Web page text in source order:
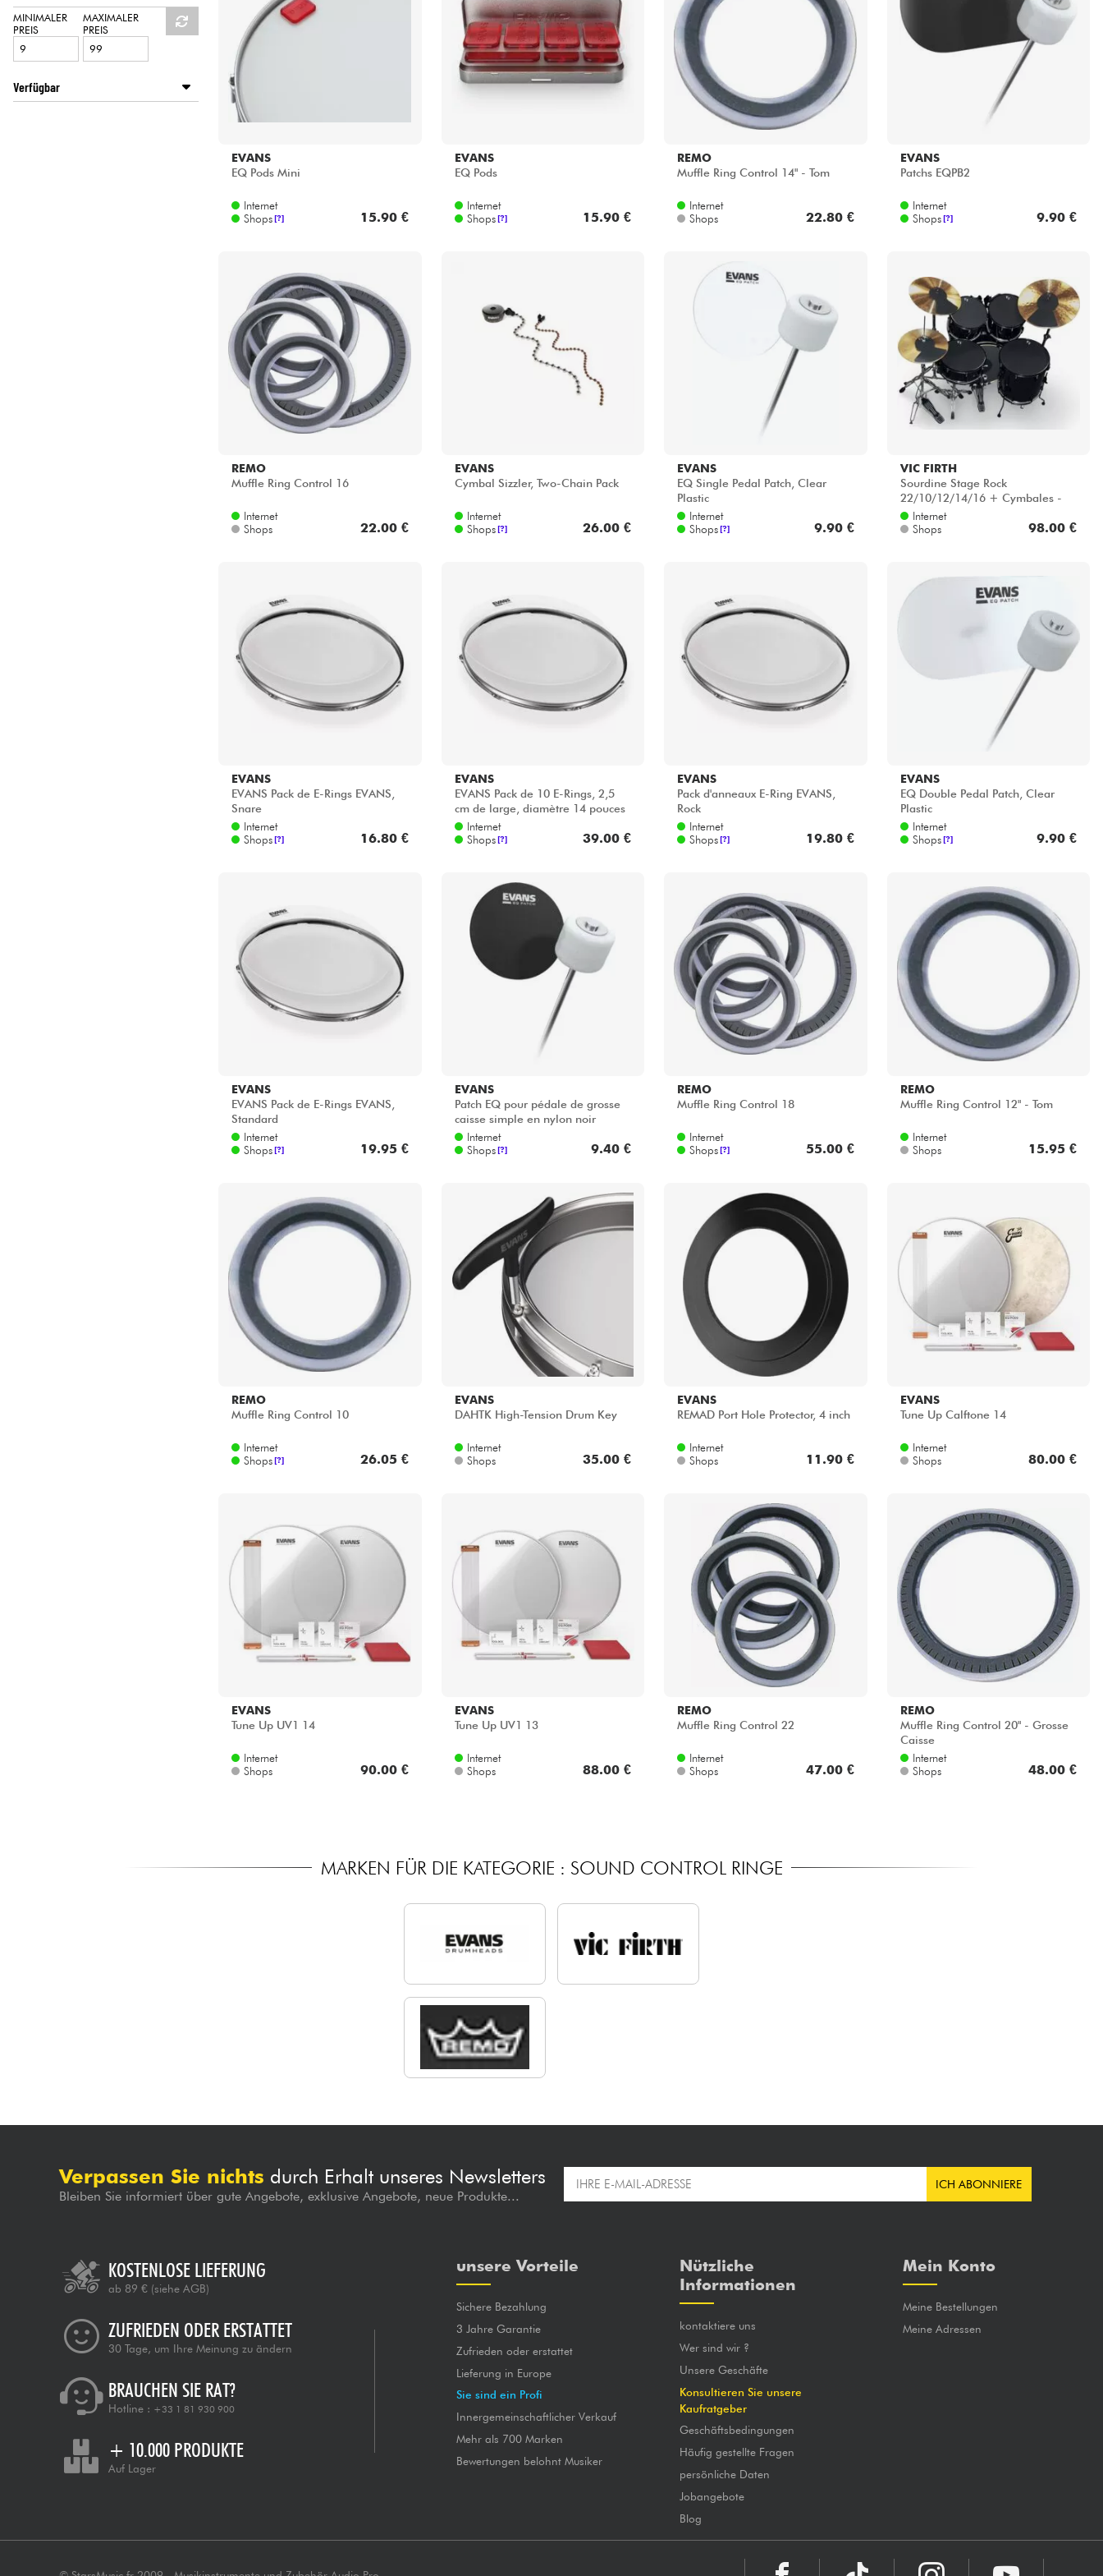
Sehen Sie sich unsere Marken an
VIC FIRTH
MINIMALER
PREIS
MAXIMALER
PREIS
Verfügbar
EVANS
EQ Pods Mini
Internet
Shops [?] 15.90 €
EVANS
EQ Pods
Internet
Shops [?] 15.90 €
REMO
Muffle Ring Control 14" - Tom
Internet
Shops
22.80 €
EVANS
Patchs EQPB2
Internet
Shops [?] 9.90 €
REMO
Muffle Ring Control 16
Internet
Shops
22.00 €
EVANS
Cymbal Sizzler, Two-Chain Pack
Internet
Shops [?] 26.00 €
EVANS
EQ Single Pedal Patch, Clear
Plastic
Internet
Shops [?] 9.90 €
VIC FIRTH
Sourdine Stage Rock
22/10/12/14/16 + Cymbales -
Fellenset
Internet
Shops
98.00 €
EVANS
EVANS Pack de E-Rings EVANS,
Snare
Internet
Shops [?] 16.80 €
EVANS
EVANS Pack de 10 E-Rings, 2,5
cm de large, diamètre 14 pouces
Internet
Shops [?] 39.00 €
EVANS
Pack d'anneaux E-Ring EVANS,
Rock
Internet
Shops [?] 19.80 €
EVANS
EQ Double Pedal Patch, Clear
Plastic
Internet
Shops [?] 9.90 €
EVANS
EVANS Pack de E-Rings EVANS,
Standard
Internet
Shops [?] 19.95 €
EVANS
Patch EQ pour pédale de grosse
caisse simple en nylon noir
Internet
Shops [?] 9.40 €
REMO
Muffle Ring Control 18
Internet
Shops [?] 55.00 €
REMO
Muffle Ring Control 12" - Tom
Internet
Shops
15.95 €
REMO
Muffle Ring Control 10
Internet
Shops [?] 26.05 €
EVANS
DAHTK High-Tension Drum Key
Internet
Shops
35.00 €
EVANS
REMAD Port Hole Protector, 4 inch
Internet
Shops
11.90 €
EVANS
Tune Up Calftone 14
Internet
Shops
80.00 €
EVANS
Tune Up UV1 14
Internet
Shops
90.00 €
EVANS
Tune Up UV1 13
Internet
Shops
88.00 €
REMO
Muffle Ring Control 22
Internet
Shops
47.00 €
REMO
Muffle Ring Control 20" - Grosse
Caisse
Internet
Shops
48.00 €
MARKEN FÜR DIE KATEGORIE : SOUND CONTROL RINGE
Verpassen Sie nichts durch Erhalt unseres Newsletters
Bleiben Sie informiert über gute Angebote, exklusive Angebote, neue Produkte...
ICH ABONNIERE
KOSTENLOSE LIEFERUNG
ab 89 € (siehe AGB)
ZUFRIEDEN ODER ERSTATTET
30 Tage, um Ihre Meinung zu ändern
BRAUCHEN SIE RAT?
Hotline : +33 1 81 930 900
+ 10.000 PRODUKTE
Auf Lager
unsere Vorteile
Sichere Bezahlung
3 Jahre Garantie
Zufrieden oder erstattet
Lieferung in Europe
Sie sind ein Profi
Innergemeinschaftlicher Verkauf
Mehr als 700 Marken
Bewertungen belohnt Musiker
Nützliche
Informationen
kontaktiere uns
Wer sind wir ?
Unsere Geschäfte
Konsultieren Sie unsere
Kaufratgeber
Geschäftsbedingungen
Häufig gestellte Fragen
persönliche Daten
Jobangebote
Blog
Mein Konto
Meine Bestellungen
Meine Adressen